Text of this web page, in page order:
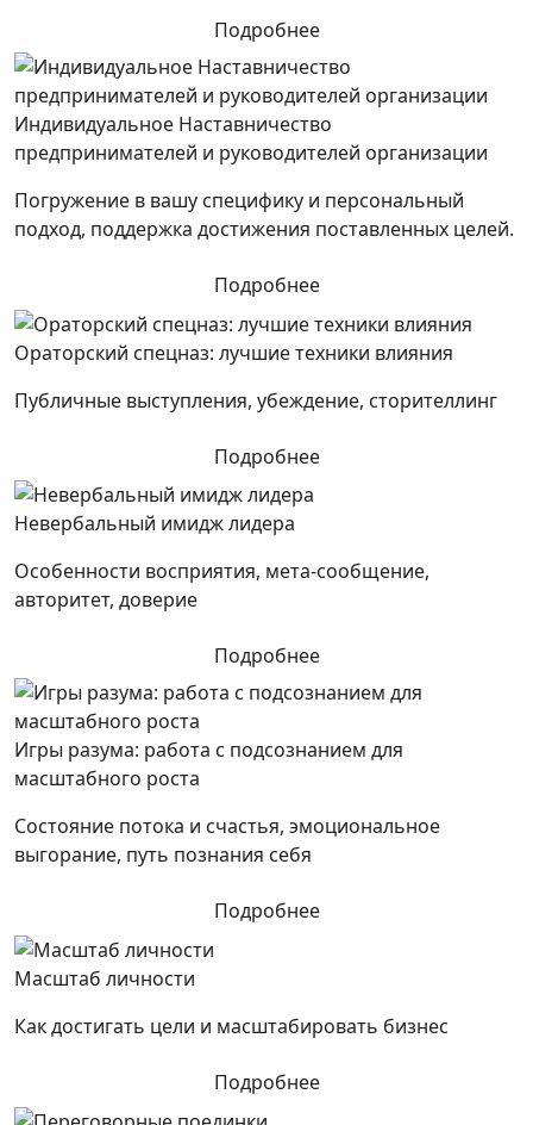
Подробнее
Индивидуальное Наставничество
предпринимателей и руководителей организации
Погружение в вашу специфику и персональный
подход, поддержка достижения поставленных целей.
Подробнее
Ораторский спецназ: лучшие техники влияния
Публичные выступления, убеждение, сторителлинг
Подробнее
Невербальный имидж лидера
Особенности восприятия, мета-сообщение,
авторитет, доверие
Подробнее
Игры разума: работа с подсознанием для
масштабного роста
Состояние потока и счастья, эмоциональное
выгорание, путь познания себя
Подробнее
Масштаб личности
Как достигать цели и масштабировать бизнес
Подробнее